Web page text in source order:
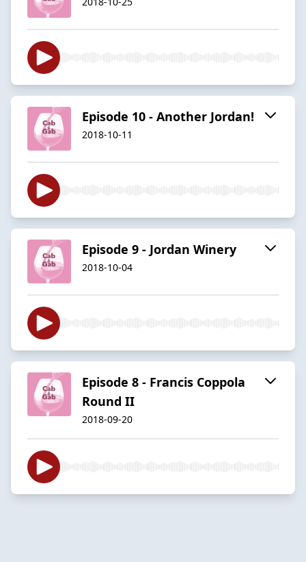
Episode 10 - Another Jordan!
2018-10-11
Episode 9 - Jordan Winery
2018-10-04
Episode 8 - Francis Coppola
Round II
2018-09-20